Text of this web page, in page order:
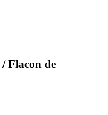
/ Flacon de